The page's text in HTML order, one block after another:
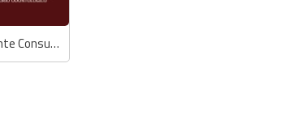
Exodente Consultório Odontológico